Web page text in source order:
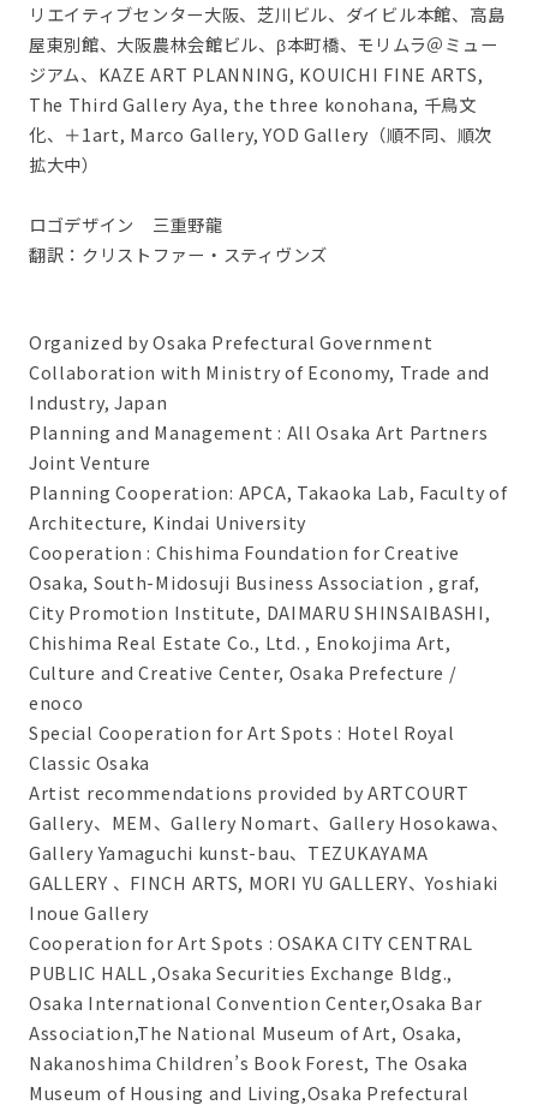
リエイティブセンター大阪、芝川ビル、ダイビル本館、高島
屋東別館、大阪農林会館ビル、β本町橋、モリムラ＠ミュー
ジアム、KAZE ART PLANNING, KOUICHI FINE ARTS,
The Third Gallery Aya, the three konohana, 千鳥文
化、＋1art, Marco Gallery, YOD Gallery（順不同、順次
拡大中）
ロゴデザイン 三重野龍
翻訳：クリストファー・スティヴンズ
Organized by Osaka Prefectural Government
Collaboration with Ministry of Economy, Trade and
Industry, Japan
Planning and Management : All Osaka Art Partners
Joint Venture
Planning Cooperation: APCA, Takaoka Lab, Faculty of
Architecture, Kindai University
Cooperation : Chishima Foundation for Creative
Osaka, South-Midosuji Business Association , graf,
City Promotion Institute, DAIMARU SHINSAIBASHI,
Chishima Real Estate Co., Ltd. , Enokojima Art,
Culture and Creative Center, Osaka Prefecture /
enoco
Special Cooperation for Art Spots : Hotel Royal
Classic Osaka
Artist recommendations provided by ARTCOURT
Gallery、MEM、Gallery Nomart、Gallery Hosokawa、
Gallery Yamaguchi kunst-bau、TEZUKAYAMA
GALLERY 、FINCH ARTS, MORI YU GALLERY、Yoshiaki
Inoue Gallery
Cooperation for Art Spots : OSAKA CITY CENTRAL
PUBLIC HALL ,Osaka Securities Exchange Bldg.,
Osaka International Convention Center,Osaka Bar
Association,The National Museum of Art, Osaka,
Nakanoshima Children’s Book Forest, The Osaka
Museum of Housing and Living,Osaka Prefectural